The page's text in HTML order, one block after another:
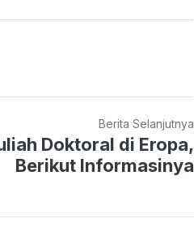
Berita Selanjutnya
Doktoral di Eropa,
Berikut Informasinya